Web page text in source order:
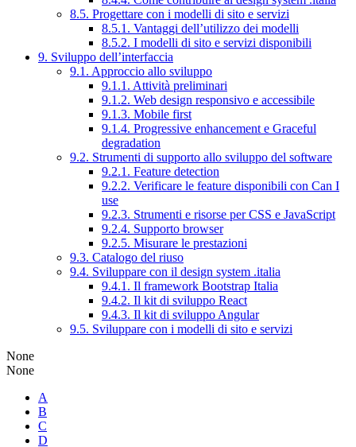
8.5. Progettare con i modelli di sito e servizi
8.5.1. Vantaggi dell’utilizzo dei modelli
8.5.2. I modelli di sito e servizi disponibili
9. Sviluppo dell’interfaccia
9.1. Approccio allo sviluppo
9.1.1. Attività preliminari
9.1.2. Web design responsivo e accessibile
9.1.3. Mobile first
9.1.4. Progressive enhancement e Graceful
degradation
9.2. Strumenti di supporto allo sviluppo del software
9.2.1. Feature detection
9.2.2. Verificare le feature disponibili con Can I
use
9.2.3. Strumenti e risorse per CSS e JavaScript
9.2.4. Supporto browser
9.2.5. Misurare le prestazioni
9.3. Catalogo del riuso
9.4. Sviluppare con il design system .italia
9.4.1. Il framework Bootstrap Italia
9.4.2. Il kit di sviluppo React
9.4.3. Il kit di sviluppo Angular
9.5. Sviluppare con i modelli di sito e servizi
None
None
A
B
C
D